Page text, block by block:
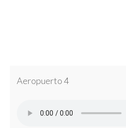
Aeropuerto 4